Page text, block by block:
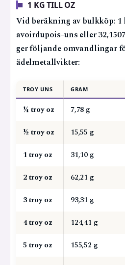
1 KG TILL OZ
Vid beräkning av bulkköp: 1
avoirdupois-uns eller
ger följande omvandlingar
ädelmetallvikter:
TROY UNS GRAM
¼ troy oz
7,78 g
½ troy oz
15,55 g
1 troy oz
31,10 g
2 troy oz
62,21 g
3 troy oz
93,31 g
4 troy oz
124,41 g
5 troy oz
155,52 g